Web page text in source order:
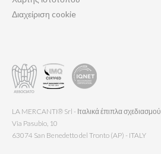
Διαχείριση cookie
LA MERCANTI® Srl - Ιταλικά έπιπλα σχεδιασμού
Via Pasubio, 10
63074 San Benedetto del Tronto (AP) - ITALY